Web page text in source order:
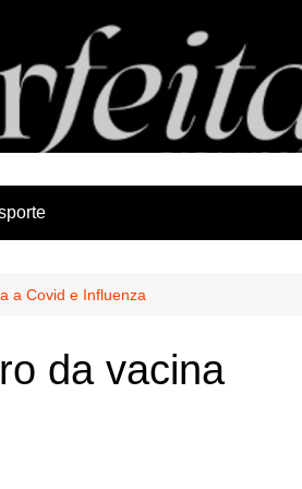
Revista Perfeita
a Covid e Influenza
da vacina